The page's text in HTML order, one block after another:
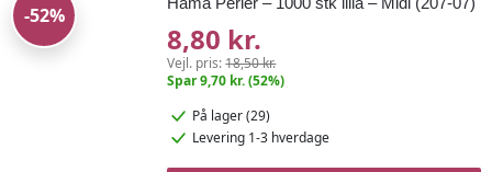
-52%
8,80 kr.
Vejl. pris:18,50 kr.
Spar 9,70 kr. (52%)
På lager (29)
Levering 1-3 hverdage